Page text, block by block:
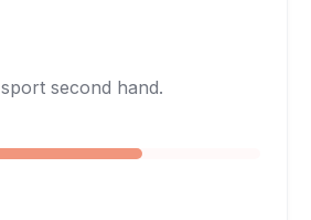
second hand.